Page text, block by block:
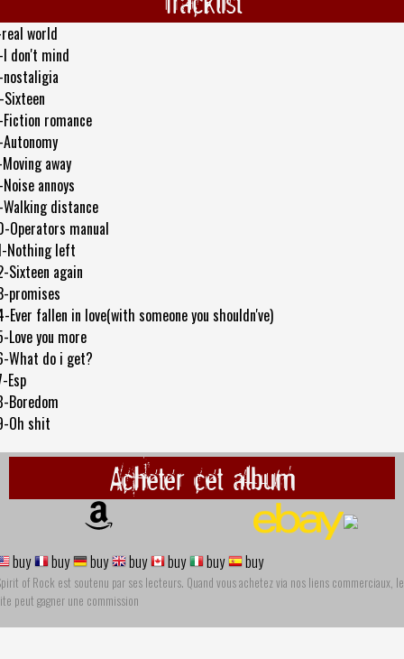
world
don't mind
romance
away
annoys
distance
Operators manual
Nothing left
Sixteen again
promises
Ever fallen in love(with someone you shouldn've)
Love you more
What do i get?
Esp
Boredom
Oh shit
Acheter cet album
buy buy buy buy buy buy buy
of Rock est soutenu par ses lecteurs. Quand vous achetez via nos liens commerciaux, le
peut gagner une commission